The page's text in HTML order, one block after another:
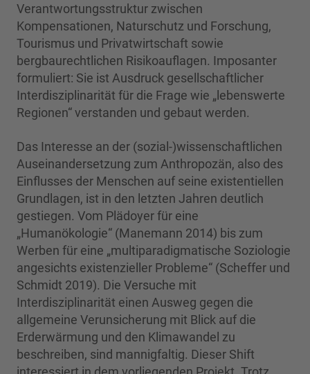
Verantwortungsstruktur zwischen
Kompensationen, Naturschutz und Forschung,
Tourismus und Privatwirtschaft sowie
bergbaurechtlichen Risikoauflagen. Imposanter
formuliert: Sie ist Ausdruck gesellschaftlicher
Interdisziplinarität für die Frage wie „lebenswerte
Regionen“ verstanden und gebaut werden.
Das Interesse an der (sozial-)wissenschaftlichen
Auseinandersetzung zum Anthropozän, also des
Einflusses der Menschen auf seine existentiellen
Grundlagen, ist in den letzten Jahren deutlich
gestiegen. Vom Plädoyer für eine
„Humanökologie“ (Manemann 2014) bis zum
Werben für eine „multiparadigmatische Soziologie
angesichts existenzieller Probleme“ (Scheffer und
Schmidt 2019). Die Versuche mit
Interdisziplinarität einen Ausweg gegen die
allgemeine Verunsicherung mit Blick auf die
Erderwärmung und den Klimawandel zu
beschreiben, sind mannigfaltig. Dieser Shift